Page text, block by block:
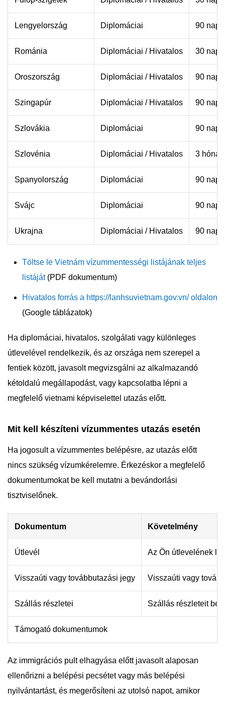
Lengyelország Diplomáciai 90 nap
Románia Diplomáciai / Hivatalos 30 nap
Oroszország Diplomáciai / Hivatalos 90 nap
Szingapúr Diplomáciai / Hivatalos 90 nap
Szlovákia Diplomáciai 90 nap
Szlovénia Diplomáciai / Hivatalos 3
Spanyolország Diplomáciai 90 nap
Svájc Diplomáciai 90 nap
Ukrajna Diplomáciai / Hivatalos 90 nap
Töltse le Vietnám vízummentességi listájának teljes
listáját(PDF dokumentum)
Hivatalos forrás a https://lanhsuvietnam.gov.vn/ oldalon
(Google táblázatok)
Ha diplomáciai, hivatalos, szolgálati vagy különleges
útlevelével rendelkezik, és az országa nem szerepel a
fentiek között, javasolt megvizsgálni az alkalmazandó
kétoldalú megállapodást, vagy kapcsolatba lépni a
megfelelő vietnami képviselettel utazás előtt.
Mit kell készíteni vízummentes utazás esetén
Ha jogosult a vízummentes belépésre, az utazás előtt
nincs szükség vízumkérelemre. Érkezéskor a megfelelő
dokumentumokat be kell mutatni a bevándorlási
tisztviselőnek.
Dokumentum Követelmény
Útlevél Az Ön útlevelének
Visszaúti vagy továbbutazási jegy Visszaúti vagy
Szállás részletei Szállás részleteit be
Támogató dokumentumok
Az immigrációs pult elhagyása előtt javasolt alaposan
ellenőrizni a belépési pecsétet vagy más belépési
nyilvántartást, és megerősíteni az utolsó napot, amikor